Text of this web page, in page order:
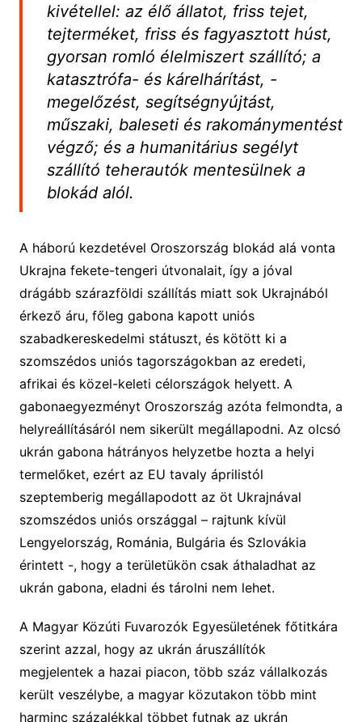
kivétellel: az élő állatot, friss tejet,
tejterméket, friss és fagyasztott húst,
gyorsan romló élelmiszert szállító; a
katasztrófa- és kárelhárítást, -
megelőzést, segítségnyújtást,
műszaki, baleseti és rakománymentést
végző; és a humanitárius segélyt
szállító teherautók mentesülnek a
blokád alól.
A háború kezdetével Oroszország blokád alá vonta
Ukrajna fekete-tengeri útvonalait, így a jóval
drágább szárazföldi szállítás miatt sok Ukrajnából
érkező áru, főleg gabona kapott uniós
szabadkereskedelmi státuszt, és kötött ki a
szomszédos uniós tagországokban az eredeti,
afrikai és közel-keleti célországok helyett. A
gabonaegyezményt Oroszország azóta felmondta, a
helyreállításáról nem sikerült megállapodni. Az olcsó
ukrán gabona hátrányos helyzetbe hozta a helyi
termelőket, ezért az EU tavaly áprilistól
szeptemberig megállapodott az öt Ukrajnával
szomszédos uniós országgal – rajtunk kívül
Lengyelország, Románia, Bulgária és Szlovákia
érintett -, hogy a területükön csak áthaladhat az
ukrán gabona, eladni és tárolni nem lehet.
A Magyar Közúti Fuvarozók Egyesületének főtitkára
szerint azzal, hogy az ukrán áruszállítók
megjelentek a hazai piacon, több száz vállalkozás
került veszélybe, a magyar közutakon több mint
harminc százalékkal többet futnak az ukrán